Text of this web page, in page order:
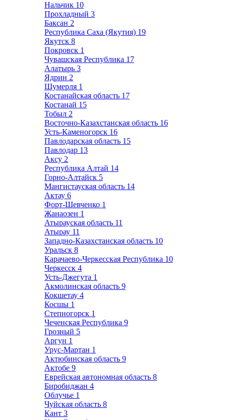
Нальчик 10
Прохладный 3
Баксан 2
Республика Саха (Якутия) 19
Якутск 8
Покровск 1
Чувашская Республика 17
Алатырь 3
Ядрин 2
Шумерля 1
Костанайская область 17
Костанай 15
Тобыл 2
Восточно-Казахстанская область 16
Усть-Каменогорск 16
Павлодарская область 15
Павлодар 13
Аксу 2
Республика Алтай 14
Горно-Алтайск 5
Мангистауская область 14
Актау 6
Форт-Шевченко 1
Жанаозен 1
Атырауская область 11
Атырау 11
Западно-Казахстанская область 10
Уральск 8
Карачаево-Черкесская Республика 10
Черкесск 4
Усть-Джегута 1
Акмолинская область 9
Кокшетау 4
Косшы 1
Степногорск 1
Чеченская Республика 9
Грозный 5
Аргун 1
Урус-Мартан 1
Актюбинская область 9
Актобе 9
Еврейская автономная область 8
Биробиджан 4
Облучье 1
Чуйская область 8
Кант 3